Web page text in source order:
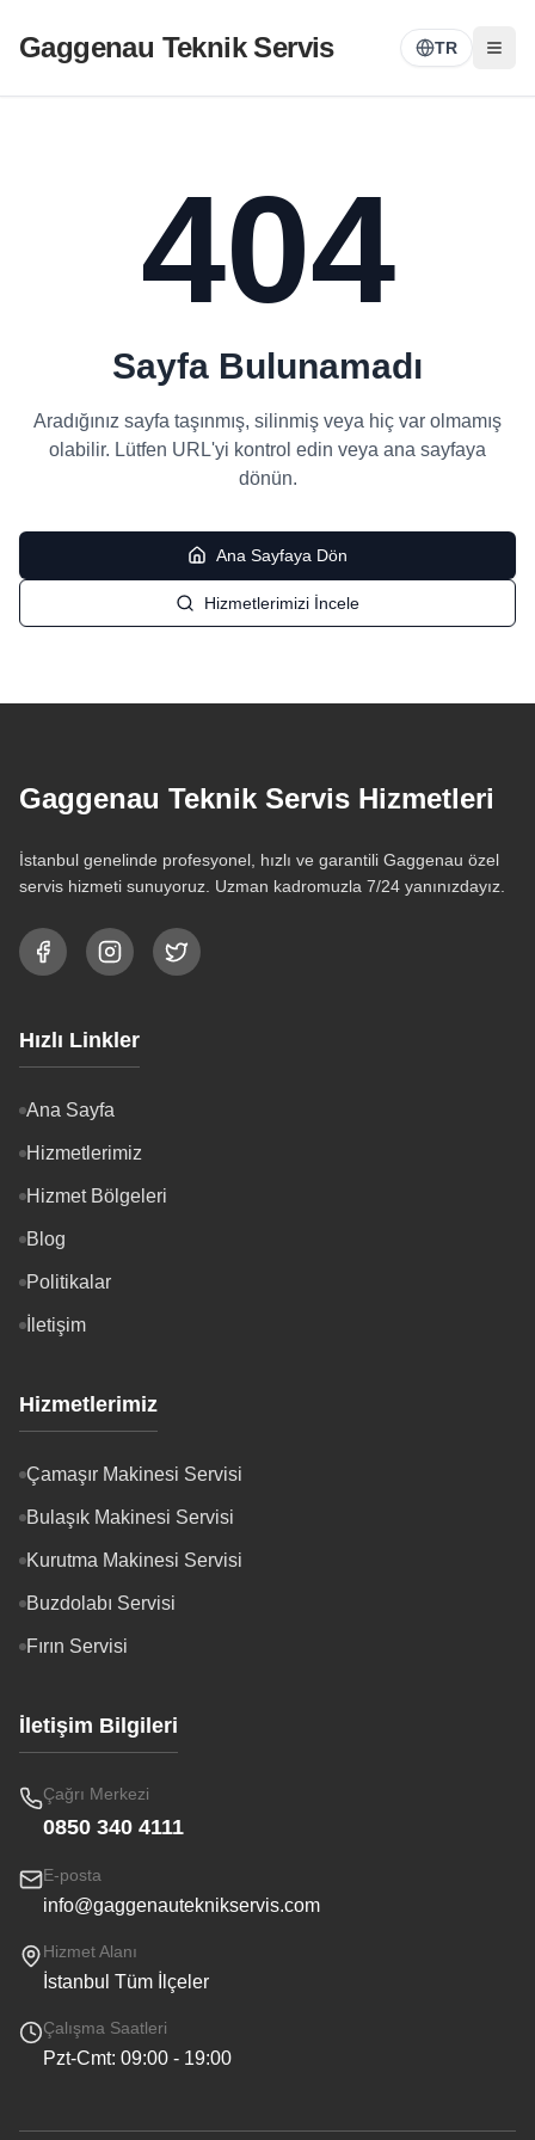
Gaggenau Teknik Servis TR
404
Sayfa Bulunamadı
Aradığınız sayfa taşınmış, silinmiş veya hiç var olmamış
olabilir. Lütfen URL'yi kontrol edin veya ana sayfaya
dönün.
Ana Sayfaya Dön
Hizmetlerimizi İncele
Gaggenau Teknik Servis Hizmetleri
İstanbul genelinde profesyonel, hızlı ve garantili Gaggenau özel
servis hizmeti sunuyoruz. Uzman kadromuzla 7/24 yanınızdayız.
Hızlı Linkler
Ana Sayfa
Hizmetlerimiz
Hizmet Bölgeleri
Blog
Politikalar
İletişim
Hizmetlerimiz
Çamaşır Makinesi Servisi
Bulaşık Makinesi Servisi
Kurutma Makinesi Servisi
Buzdolabı Servisi
Fırın Servisi
İletişim Bilgileri
Çağrı Merkezi
0850 340 4111
E-posta
info@gaggenauteknikservis.com
Hizmet Alanı
İstanbul Tüm İlçeler
Çalışma Saatleri
Pzt-Cmt: 09:00 - 19:00